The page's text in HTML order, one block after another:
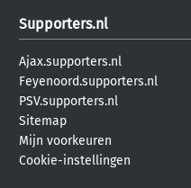
Supporters.nl
Ajax.supporters.nl
Feyenoord.supporters.nl
PSV.supporters.nl
Sitemap
Mijn voorkeuren
Cookie-instellingen